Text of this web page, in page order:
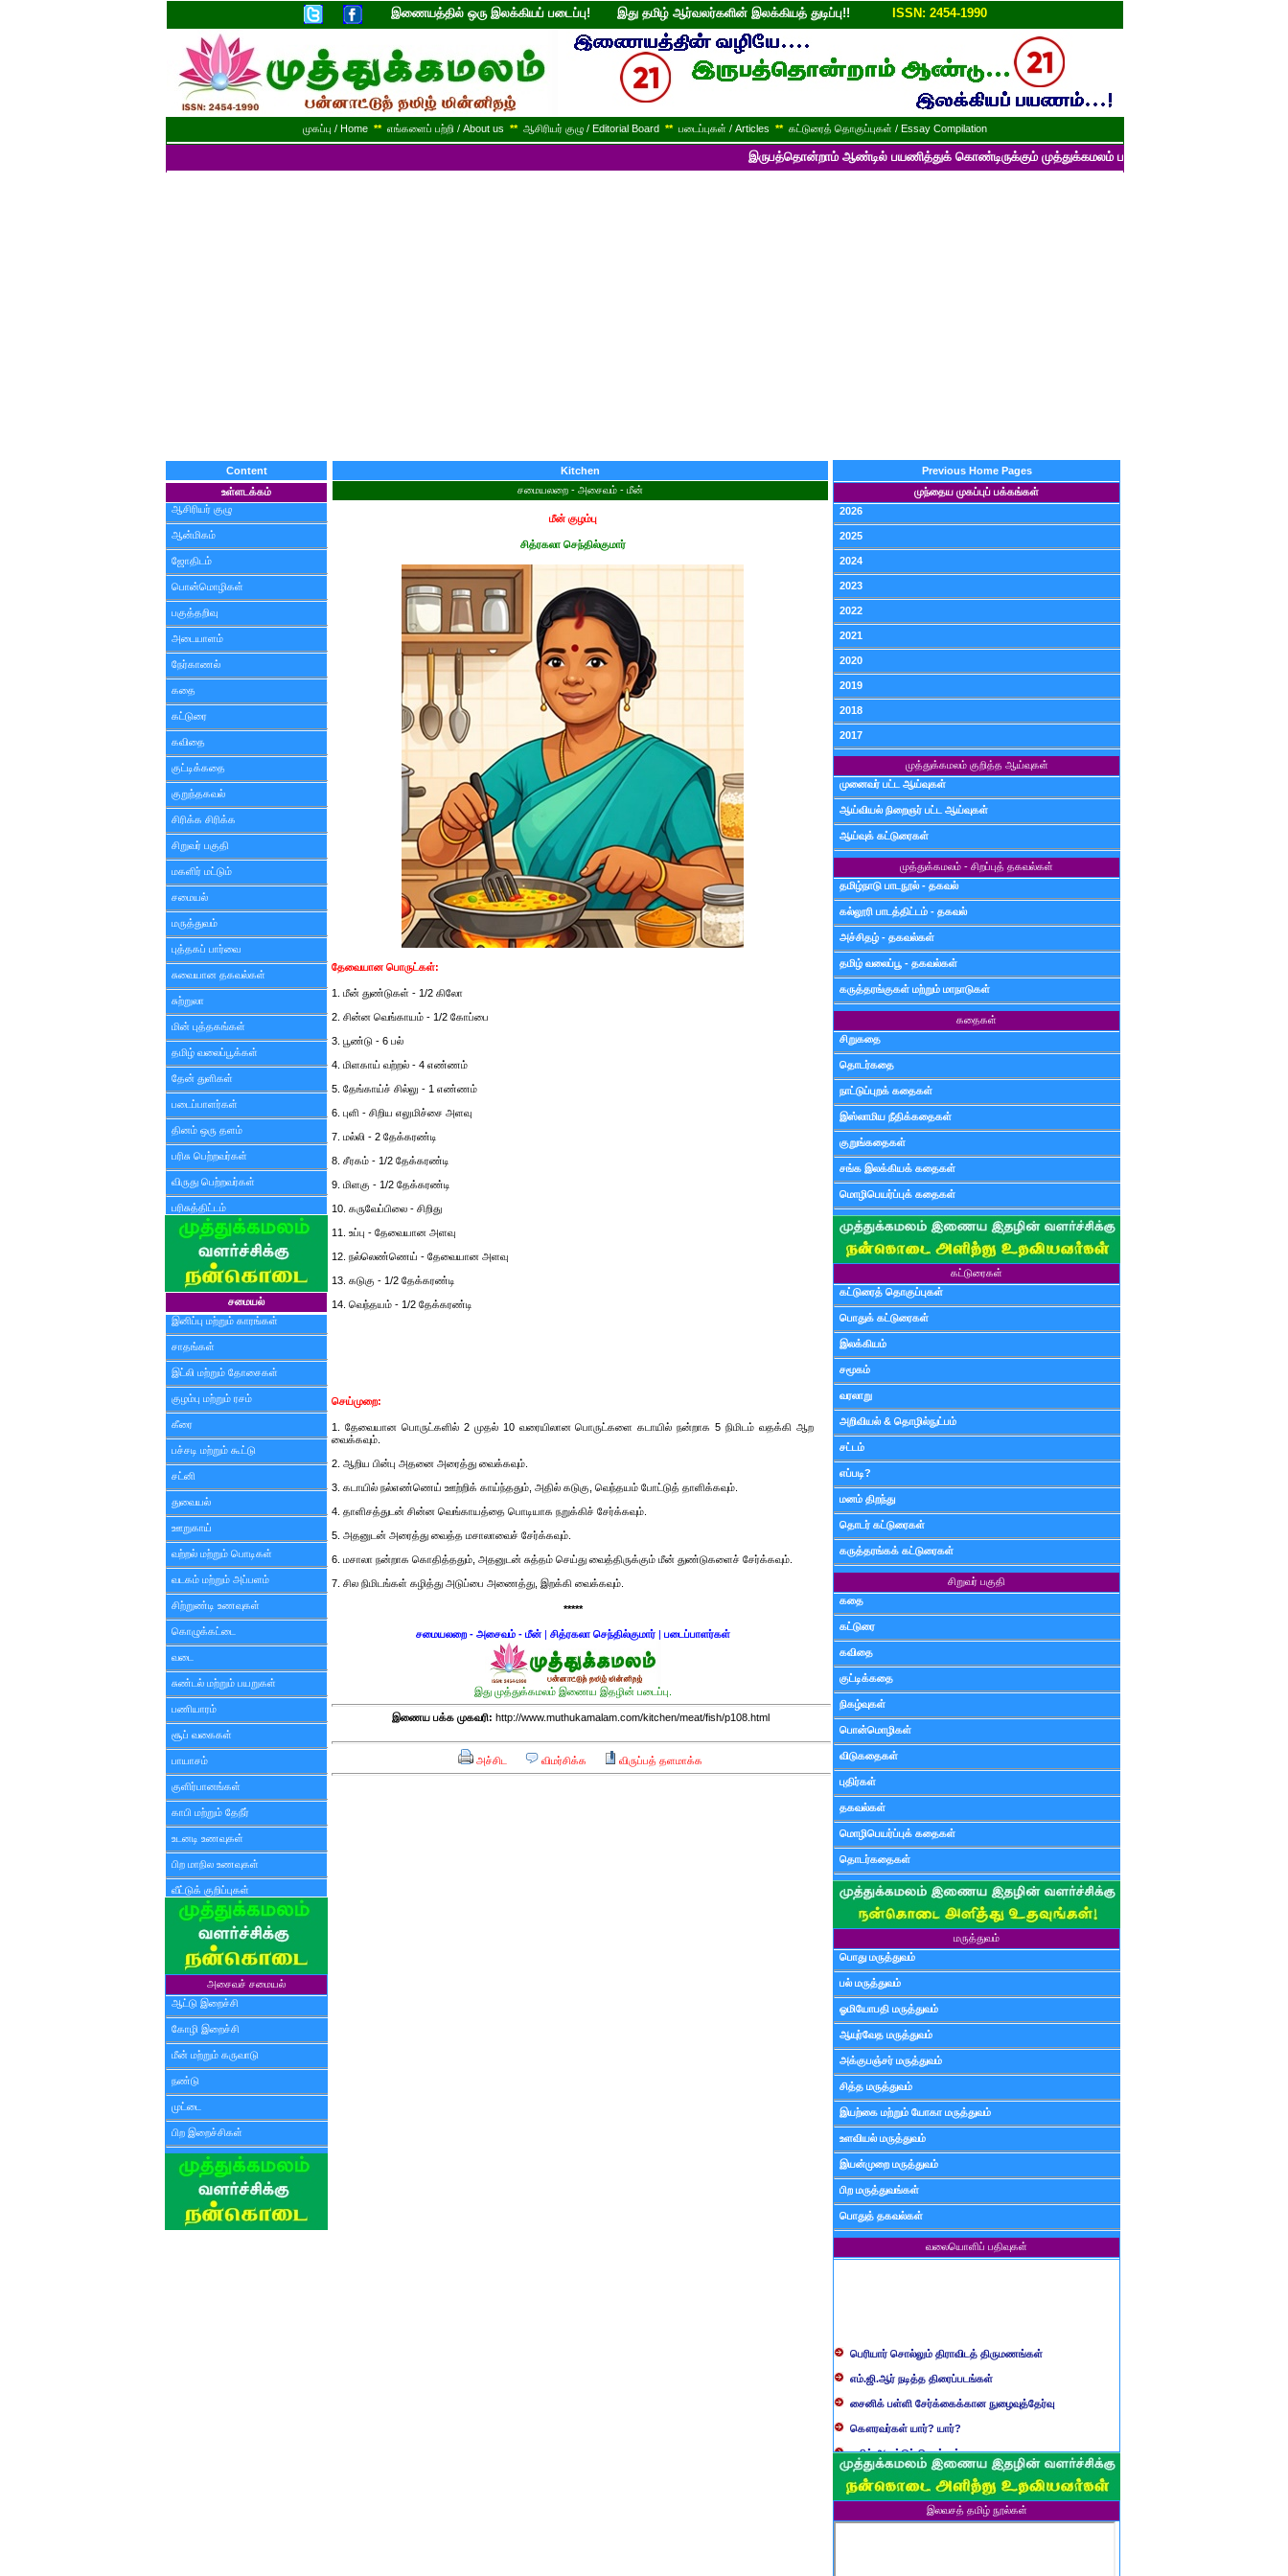
இணையத்தில் ஒரு இலக்கியப் படைப்பு! இது தமிழ் ஆர்வலர்களின் இலக்கியத் துடிப்பு!! ISSN: 2454-1990
முகப்பு / Home ** எங்களைப் பற்றி / About us ** ஆசிரியர் குழு / Editorial Board ** படைப்புகள் / Articles ** கட்டுரைத் தொகுப்புகள் / Essay Compilation
இருபத்தொன்றாம் ஆண்டில் பயணித்துக் கொண்டிருக்கும் முத்துக்கமலம் பன்னாட்டுத் தமிழ் மின்னிதழின்
Content
உள்ளடக்கம்
ஆசிரியர் குழு
ஆன்மிகம்
ஜோதிடம்
பொன்மொழிகள்
பகுத்தறிவு
அடையாளம்
நேர்காணல்
கதை
கட்டுரை
கவிதை
குட்டிக்கதை
குறுந்தகவல்
சிரிக்க சிரிக்க
சிறுவர் பகுதி
மகளிர் மட்டும்
சமையல்
மருத்துவம்
புத்தகப் பார்வை
சுவையான தகவல்கள்
சுற்றுலா
மின் புத்தகங்கள்
தமிழ் வலைப்பூக்கள்
தேன் துளிகள்
படைப்பாளர்கள்
தினம் ஒரு தளம்
பரிசு பெற்றவர்கள்
விருது பெற்றவர்கள்
பரிசுத்திட்டம்
சமையல்
இனிப்பு மற்றும் காரங்கள்
சாதங்கள்
இட்லி மற்றும் தோசைகள்
குழம்பு மற்றும் ரசம்
கீரை
பச்சடி மற்றும் கூட்டு
சட்னி
துவையல்
ஊறுகாய்
வற்றல் மற்றும் பொடிகள்
வடகம் மற்றும் அப்பளம்
சிற்றுண்டி உணவுகள்
கொழுக்கட்டை
வடை
சுண்டல் மற்றும் பயறுகள்
பணியாரம்
சூப் வகைகள்
பாயாசம்
குளிர்பானங்கள்
காபி மற்றும் தேநீர்
உடனடி உணவுகள்
பிற மாநில உணவுகள்
வீட்டுக் குறிப்புகள்
அசைவச் சமையல்
ஆட்டு இறைச்சி
கோழி இறைச்சி
மீன் மற்றும் கருவாடு
நண்டு
முட்டை
பிற இறைச்சிகள்
Kitchen
சமையலறை - அசைவம் - மீன்
மீன் குழம்பு
சித்ரகலா செந்தில்குமார்
தேவையான பொருட்கள்:
1. மீன் துண்டுகள் - 1/2 கிலோ
2. சின்ன வெங்காயம் - 1/2 கோப்பை
3. பூண்டு - 6 பல்
4. மிளகாய் வற்றல் - 4 எண்ணம்
5. தேங்காய்ச் சில்லு - 1 எண்ணம்
6. புளி - சிறிய எலுமிச்சை அளவு
7. மல்லி - 2 தேக்கரண்டி
8. சீரகம் - 1/2 தேக்கரண்டி
9. மிளகு - 1/2 தேக்கரண்டி
10. கருவேப்பிலை - சிறிது
11. உப்பு - தேவையான அளவு
12. நல்லெண்ணெய் - தேவையான அளவு
13. கடுகு - 1/2 தேக்கரண்டி
14. வெந்தயம் - 1/2 தேக்கரண்டி
செய்முறை:
1. தேவையான பொருட்களில் 2 முதல் 10 வரையிலான பொருட்களை கடாயில் நன்றாக 5 நிமிடம் வதக்கி ஆற
வைக்கவும்.
2. ஆறிய பின்பு அதனை அரைத்து வைக்கவும்.
3. கடாயில் நல்எண்ணெய் ஊற்றிக் காய்ந்ததும், அதில் கடுகு, வெந்தயம் போட்டுத் தாளிக்கவும்.
4. தாளிசத்துடன் சின்ன வெங்காயத்தை பொடியாக நறுக்கிச் சேர்க்கவும்.
5. அதனுடன் அரைத்து வைத்த மசாலாவைச் சேர்க்கவும்.
6. மசாலா நன்றாக கொதித்ததும், அதனுடன் சுத்தம் செய்து வைத்திருக்கும் மீன் துண்டுகளைச் சேர்க்கவும்.
7. சில நிமிடங்கள் கழித்து அடுப்பை அணைத்து, இறக்கி வைக்கவும்.
*****
சமையலறை - அசைவம் - மீன்| சித்ரகலா செந்தில்குமார்| படைப்பாளர்கள்
இது முத்துக்கமலம் இணைய இதழின் படைப்பு.
இணைய பக்க முகவரி: http://www.muthukamalam.com/kitchen/meat/fish/p108.html
அச்சிட விமர்சிக்க விருப்பத் தளமாக்க
Previous Home Pages
முந்தைய முகப்புப் பக்கங்கள்
2026
2025
2024
2023
2022
2021
2020
2019
2018
2017
முத்துக்கமலம் குறித்த ஆய்வுகள்
முனைவர் பட்ட ஆய்வுகள்
ஆய்வியல் நிறைஞர் பட்ட ஆய்வுகள்
ஆய்வுக் கட்டுரைகள்
முத்துக்கமலம் - சிறப்புத் தகவல்கள்
தமிழ்நாடு பாடநூல் - தகவல்
கல்லூரி பாடத்திட்டம் - தகவல்
அச்சிதழ் - தகவல்கள்
தமிழ் வலைப்பூ - தகவல்கள்
கருத்தரங்குகள் மற்றும் மாநாடுகள்
கதைகள்
சிறுகதை
தொடர்கதை
நாட்டுப்புறக் கதைகள்
இஸ்லாமிய நீதிக்கதைகள்
குறுங்கதைகள்
சங்க இலக்கியக் கதைகள்
மொழிபெயர்ப்புக் கதைகள்
கட்டுரைகள்
கட்டுரைத் தொகுப்புகள்
பொதுக் கட்டுரைகள்
இலக்கியம்
சமூகம்
வரலாறு
அறிவியல் & தொழில்நுட்பம்
சட்டம்
எப்படி?
மனம் திறந்து
தொடர் கட்டுரைகள்
கருத்தரங்கக் கட்டுரைகள்
சிறுவர் பகுதி
கதை
கட்டுரை
கவிதை
குட்டிக்கதை
நிகழ்வுகள்
பொன்மொழிகள்
விடுகதைகள்
புதிர்கள்
தகவல்கள்
மொழிபெயர்ப்புக் கதைகள்
தொடர்கதைகள்
மருத்துவம்
பொது மருத்துவம்
பல் மருத்துவம்
ஓமியோபதி மருத்துவம்
ஆயுர்வேத மருத்துவம்
அக்குபஞ்சர் மருத்துவம்
சித்த மருத்துவம்
இயற்கை மற்றும் யோகா மருத்துவம்
உளவியல் மருத்துவம்
இயன்முறை மருத்துவம்
பிற மருத்துவங்கள்
பொதுத் தகவல்கள்
வலையொளிப் பதிவுகள்
எம்.ஜி.ஆர் நடித்த திரைப்படங்கள்
சைனிக் பள்ளி சேர்க்கைக்கான நுழைவுத்தேர்வு
கௌரவர்கள் யார்? யார்?
தமிழ் ஆண்டுப் பெயர்கள்
பிள்ளையார் சுழி வந்தது எப்படி?
வருவது போவது, வந்தால் போகாது, போனால் வராது...?
பண்டைய படைப் பெயர்கள்இலவசத் தமிழ் நூல்கள்